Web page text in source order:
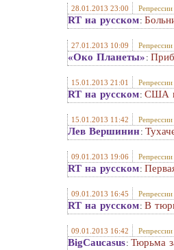
28.01.2013 23:00 Репрессии
RT на русском:
27.01.2013 10:09 Репрессии
«Око Планеты» :
15.01.2013 21:01 Репрессии
RT на русском: США и
15.01.2013 11:42 Репрессии
Лев Вершинин:
09.01.2013 19:06 Репрессии
RT на русском:
09.01.2013 16:45 Репрессии
RT на русском: В
09.01.2013 16:42 Репрессии
BigCaucasus: Тюрьма